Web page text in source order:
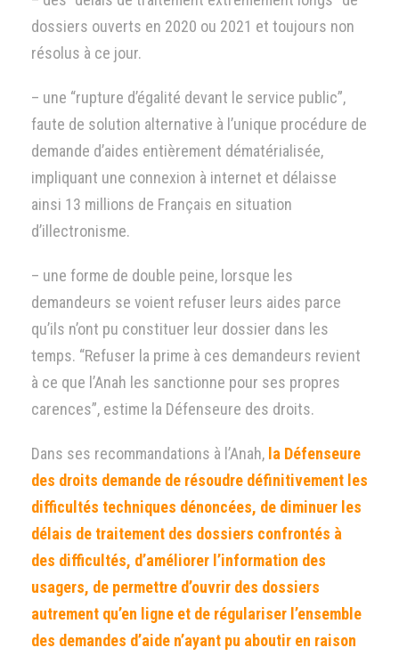
dossiers ouverts en 2020 ou 2021 et toujours non
résolus à ce jour.
– une “rupture d’égalité devant le service public”,
faute de solution alternative à l’unique procédure de
demande d’aides entièrement dématérialisée,
impliquant une connexion à internet et délaisse
ainsi 13 millions de Français en situation
d’illectronisme.
– une forme de double peine, lorsque les
demandeurs se voient refuser leurs aides parce
qu’ils n’ont pu constituer leur dossier dans les
temps. “Refuser la prime à ces demandeurs revient
à ce que l’Anah les sanctionne pour ses propres
carences”, estime la Défenseure des droits.
Dans ses recommandations à l’Anah, la Défenseure
des droits demande de résoudre définitivement les
difficultés techniques dénoncées, de diminuer les
délais de traitement des dossiers confrontés à
des difficultés, d’améliorer l’information des
usagers, de permettre d’ouvrir des dossiers
autrement qu’en ligne et de régulariser l’ensemble
des demandes d’aide n’ayant pu aboutir en raison